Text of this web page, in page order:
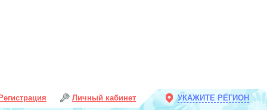
Личный кабинет
Регистрация УКАЖИТЕ РЕГИОН